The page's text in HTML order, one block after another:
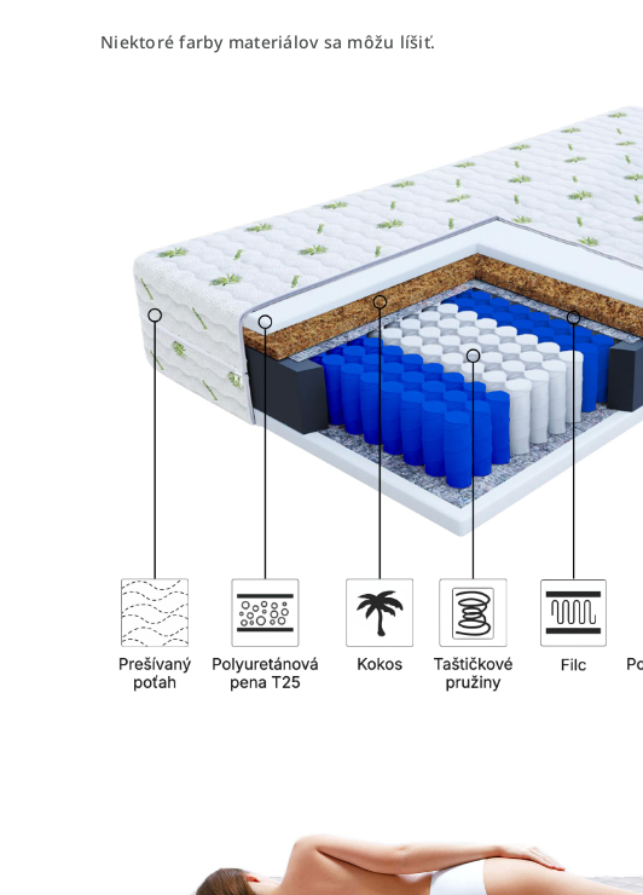
Niektoré farby materiálov sa môžu líšiť.